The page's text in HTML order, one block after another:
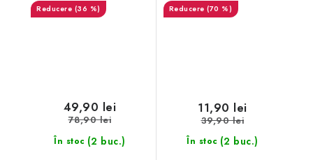
(36 %)
În stoc (2 buc.)
49,90 lei
78,90 lei
(70 %)
În stoc (2 buc.)
11,90 lei
39,90 lei